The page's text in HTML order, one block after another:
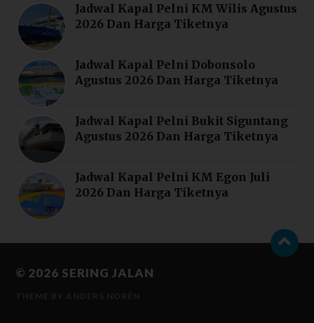
Jadwal Kapal Pelni KM Wilis Agustus
2026 Dan Harga Tiketnya
Jadwal Kapal Pelni Dobonsolo
Agustus 2026 Dan Harga Tiketnya
Jadwal Kapal Pelni Bukit Siguntang
Agustus 2026 Dan Harga Tiketnya
Jadwal Kapal Pelni KM Egon Juli
2026 Dan Harga Tiketnya
© 2026 SERING JALAN